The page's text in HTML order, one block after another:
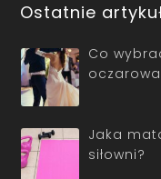
Ostatnie
Co
Jaka
siłowni?